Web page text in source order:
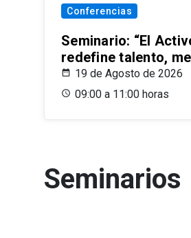
Conferencias
Seminario: “El
redefine talento,
19 de Agosto de 2026
09:00 a 11:00 horas
Seminarios